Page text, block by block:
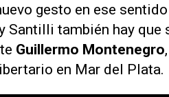
gesto en ese
Santilli también hay que
Guillermo Montenegro
en Mar del Plata.